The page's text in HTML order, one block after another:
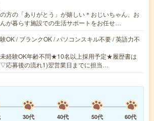
方の「ありがとう」が嬉しい＊おじいちゃん、お
が暮らす施設での生活サポートをお任せ…
OK / ブランクOK / パソコンスキル不要 / 英語力不
経験OK年齢不問★10名以上採用予定★履歴書は
応募後の流れ1)翌営業日までに担当…
30代 40代 50代
60代